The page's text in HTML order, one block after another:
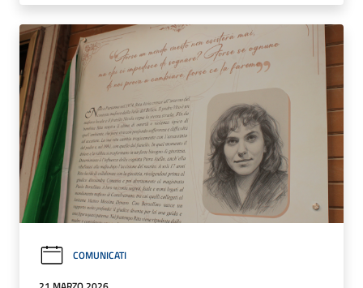
COMUNICATI